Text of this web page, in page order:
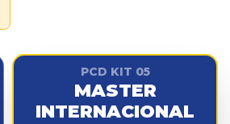
PCD KIT 05
MASTER
INTERNACIONAL